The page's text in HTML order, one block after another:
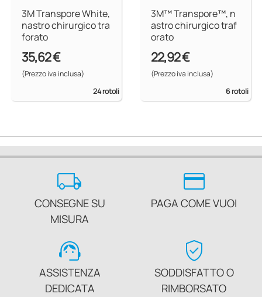
3M Transpore White,
nastro chirurgico tra
forato
35,62 €
(Prezzo iva inclusa)
24 rotoli
3M™ Transpore™, n
astro chirurgico traf
orato
22,92 €
(Prezzo iva inclusa)
6 rotoli
local_shipping
CONSEGNE SU
MISURA
credit_card
PAGA COME VUOI
support_agent
ASSISTENZA
DEDICATA
verified_user
SODDISFATTO O
RIMBORSATO